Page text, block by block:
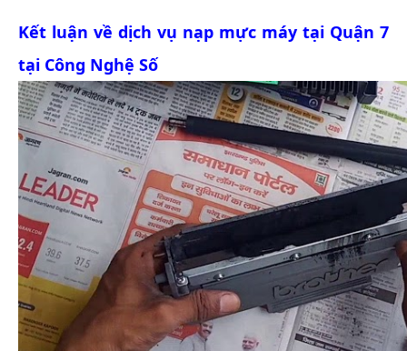
Kết luận về dịch vụ nạp mực máy tại Quận 7
tại Công Nghệ Số